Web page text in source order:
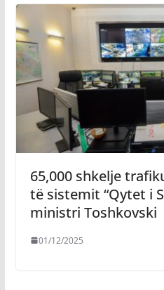
65,000 shkelje
të sistemit “Qytet i
ministri Toshkovski
01/12/2025